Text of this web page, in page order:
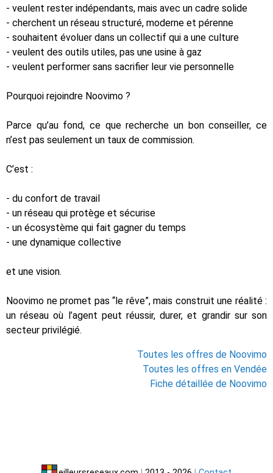
- veulent rester indépendants, mais avec un cadre solide
- cherchent un réseau structuré, moderne et pérenne
- souhaitent évoluer dans un collectif qui a une culture
- veulent des outils utiles, pas une usine à gaz
- veulent performer sans sacrifier leur vie personnelle
Pourquoi rejoindre Noovimo ?
Parce qu’au fond, ce que recherche un bon conseiller, ce
n’est pas seulement un taux de commission.
C’est :
- du confort de travail
- un réseau qui protège et sécurise
- un écosystème qui fait gagner du temps
- une dynamique collective
et une vision.
Noovimo ne promet pas “le rêve”, mais construit une réalité :
un réseau où l’agent peut réussir, durer, et grandir sur son
secteur privilégié.
Toutes les offres de Noovimo
Toutes les offres en Vendée
Fiche détaillée de Noovimo